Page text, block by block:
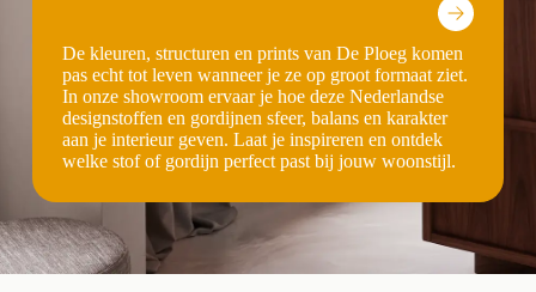
De kleuren, structuren en prints van De Ploeg komen
pas echt tot leven wanneer je ze op groot formaat ziet.
In onze showroom ervaar je hoe deze Nederlandse
designstoffen en gordijnen sfeer, balans en karakter
aan je interieur geven. Laat je inspireren en ontdek
welke stof of gordijn perfect past bij jouw woonstijl.